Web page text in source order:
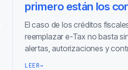
primero están los
El caso de los créditos
reemplazar e-Tax no basta
alertas, autorizaciones y
LEER→